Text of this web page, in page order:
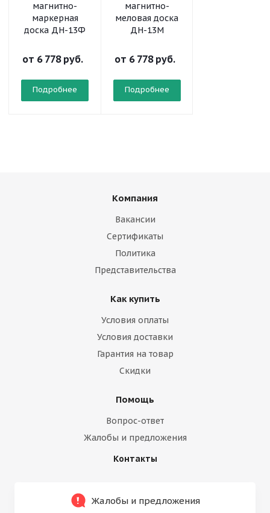
магнитно-
маркерная
доска ДН-13Ф
от 6 778 руб.
Подробнее
магнитно-
меловая доска
ДН-13М
от 6 778 руб.
Подробнее
Компания
Вакансии
Сертификаты
Политика
Представительства
Как купить
Условия оплаты
Условия доставки
Гарантия на товар
Скидки
Помощь
Вопрос-ответ
Жалобы и предложения
Контакты
Жалобы и предложения